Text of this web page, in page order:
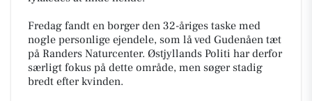
Fredag fandt en borger den 32-åriges taske med
nogle personlige ejendele, som lå ved Gudenåen tæt
på Randers Naturcenter. Østjyllands Politi har derfor
særligt fokus på dette område, men søger stadig
bredt efter kvinden.